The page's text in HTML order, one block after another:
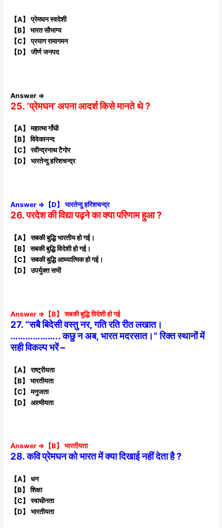
【A】 प्रेमघन स्वदेशी
【B】 भारत सौभाग्य
【C】 प्रयाग रामागमन
【D】 जीर्ण जनपद
Answer ⇒
25. ‘प्रेमघन’ अपना आदर्श किसे मानते थे ?
【A】 महात्मा गाँधी
【B】 विवेकानन्द
【C】 रवीन्द्रनाथ टैगोर
【D】 भारतेन्दु हरिशचन्द्र
Answer ⇒【D】 भारतेन्दु हरिशचन्द्र
26. परदेश की विद्या पढ़ने का क्या परिणाम हुआ ?
【A】 सबकी बुद्धि भारतीय हो गई।
【B】 सबकी बुद्धि विदेशी हो गई।
【C】 सबकी बुद्धि आध्यात्मिक हो गई।
【D】 उपर्युक्त सभी
Answer ⇒【B】 सबकी बुद्धि विदेशी हो गई
27. “सबै बिदेसी वस्तु नर, गति रति रीत लखात।
……………….. कछु न अब, भारत मदरसात।” रिक्त स्थानों में
सही विकल्प भरें –
【A】 राष्ट्रीयता
【B】 भारतीयता
【C】 मनुजता
【D】 आत्मीयता
Answer ⇒【B】 भारतीयता
28. कवि प्रेमघन को भारत में क्या दिखाई नहीं देता है ?
【A】 धन
【B】 शिक्षा
【C】 स्वाधीनता
【D】 भारतीयता